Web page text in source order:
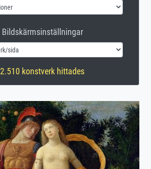
Bildskärmsinställningar
2.510 konstverk hittades